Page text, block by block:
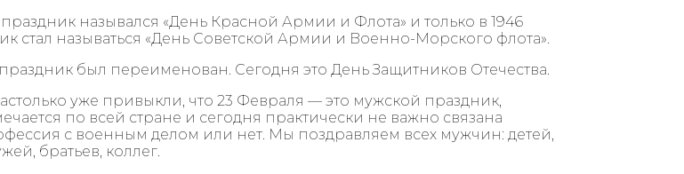
назывался «День Красной Армии и Флота» и только в 1946
стал называться «День Советской Армии и Военно-Морского флота».
был переименован. Сегодня это День Защитников Отечества.
уже привыкли, что 23 Февраля — это мужской праздник,
по всей стране и сегодня практически не важно связана
с военным делом или нет. Мы поздравляем всех мужчин: детей,
братьев, коллег.